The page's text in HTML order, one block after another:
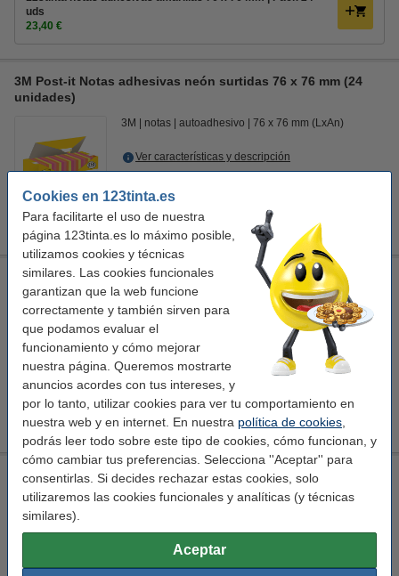
Cookies en 123tinta.es
Para facilitarte el uso de nuestra
página 123tinta.es lo máximo posible,
utilizamos cookies y técnicas
similares. Las cookies funcionales
garantizan que la web funcione
correctamente y también sirven para
que podamos evaluar el
funcionamiento y cómo mejorar
nuestra página. Queremos mostrarte
anuncios acordes con tus intereses, y
por lo tanto, utilizar cookies para ver tu comportamiento en
nuestra web y en internet. En nuestra política de cookies
podrás leer todo sobre este tipo de cookies, cómo funcionan, y
cómo cambiar tus preferencias. Selecciona ''Aceptar'' para
consentirlas. Si decides rechazar estas cookies, solo
utilizaremos las cookies funcionales y analíticas (y técnicas
similares).
Aceptar
uds
23,40 €
3M Post-it Notas adhesivas neón surtidas 76 x 76 mm (24
unidades)
3M notas autoadhesivo 76 x 76 mm (LxAn)
Ver características y descripción
29,50 €
3M Post-It Super Sticky Oasis 76 x 76 mm (5 unidades)
notas 76 x 76 mm (LxAn)
Ver características y descripción
En stock
9,50 €
3M Post-It Super Sticky Boost 76 x 76 mm (5 unidades)
3M notas autoadhesivo 76 x 76 mm (LxAn)
Ver características y descripción
En almacén externo